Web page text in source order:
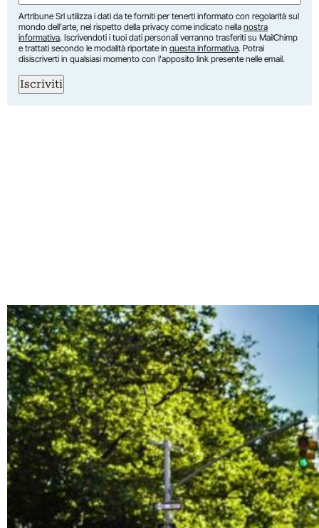
Artribune Srl utilizza i dati da te forniti per tenerti informato con regolarità sul
mondo dell'arte, nel rispetto della privacy come indicato nella nostra
informativa. Iscrivendoti i tuoi dati personali verranno trasferiti su MailChimp
e trattati secondo le modalità riportate in questa informativa. Potrai
disiscriverti in qualsiasi momento con l'apposito link presente nelle email.
Iscriviti